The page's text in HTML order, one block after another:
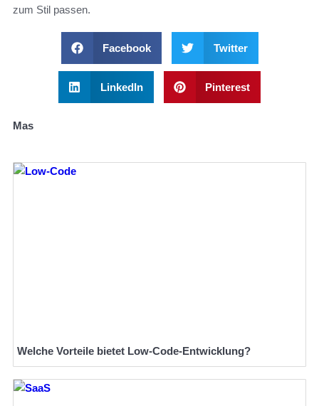
zum Stil passen.
Facebook Twitter
LinkedIn Pinterest
Mas
Welche Vorteile bietet Low-Code-Entwicklung?